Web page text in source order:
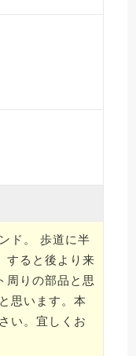
ド。 歩道に半
すると後より来
周りの部品と思
思います。本
い。宜しくお